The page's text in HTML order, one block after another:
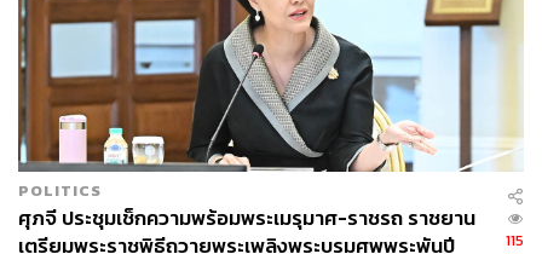
ภายในพื้นที่รอบๆ ยังมีการจัดนิทรรศการที่นำเสนอพระ
ราชกรณียกิจเพื่อน้อมจิตรำลึกสำนึกในพระมหากรุณาธิคุณ
เช่น การจัดตั้งสถานดูแลผู้สูงอายุแมคเคน และสถานีอนามัย
พระราชทาน ในส่วนของกรมชลประทานที่มีการจำลอง
เขื่อนแม่งัดสมบูรณ์ชล ฝนหลวง รวมทั้งนิทรรศการโครงการ
POLITICS
ศุภจี ประชุมเช็กความพร้อมพระเมรุมาศ-ราชรถ ราชยาน
เตรียมพระราชพิธีถวายพระเพลิงพระบรมศพพระพันปี
115